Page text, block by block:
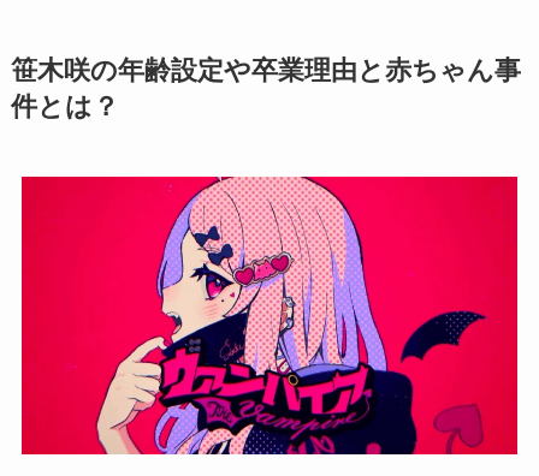
笹木咲の年齢設定や卒業理由と赤ちゃん事
件とは？